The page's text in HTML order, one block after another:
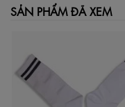
SẢN PHẨM ĐÃ XEM